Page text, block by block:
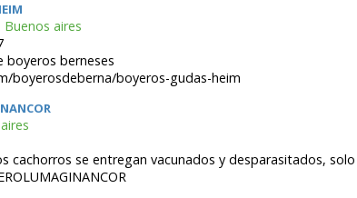
aires
boyeros berneses
boyerosdeberna/boyeros-gudas-heim
cachorros se entregan vacunados y desparasitados,